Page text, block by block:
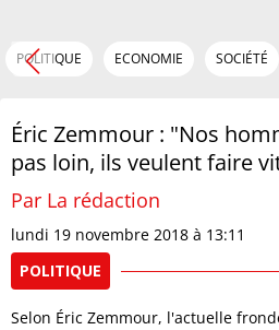
POLITIQUE ECONOMIE SOCIÉTÉ
Éric Zemmour : "Nos
pas loin, ils veulent faire
Par La rédaction
lundi 19 novembre 2018 à 13:11
POLITIQUE
Selon Éric Zemmour, l'actuelle